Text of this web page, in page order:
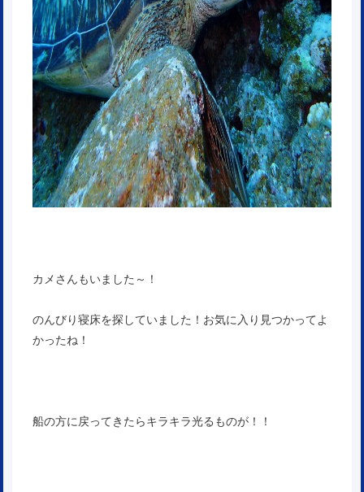
カメさんもいました～！
のんびり寝床を探していました！お気に入り見つかってよ
かったね！
船の方に戻ってきたらキラキラ光るものが！！